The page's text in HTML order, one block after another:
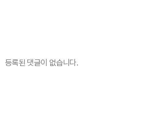
등록된 댓글이 없습니다.